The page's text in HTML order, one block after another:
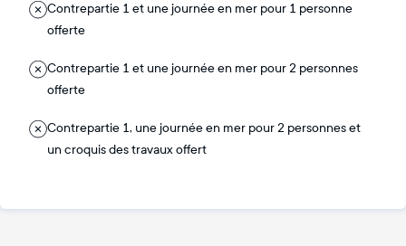
Contrepartie 1 et une journée en mer pour 1 personne
offerte
Contrepartie 1 et une journée en mer pour 2 personnes
offerte
Contrepartie 1, une journée en mer pour 2 personnes et
un croquis des travaux offert